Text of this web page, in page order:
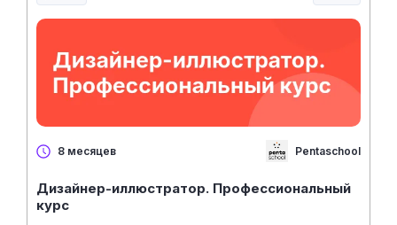
8 месяцев Pentaschool
Дизайнер-иллюстратор. Профессиональный
курс